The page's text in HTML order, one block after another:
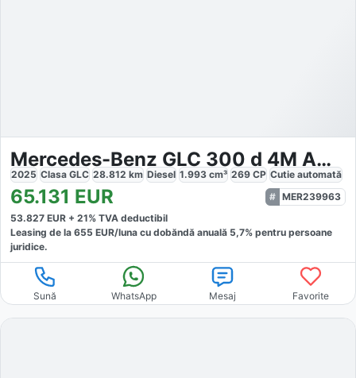
Mercedes-Benz GLC 300 d 4M AMG
2025 Clasa GLC 28.812 km Diesel 1.993 cm³ 269 CP Cutie automată
65.131 EUR
MER239963
53.827 EUR + 21% TVA deductibil
Leasing de la 655 EUR/luna cu dobăndă anuală 5,7% pentru persoane
juridice.
Sună WhatsApp Mesaj Favorite